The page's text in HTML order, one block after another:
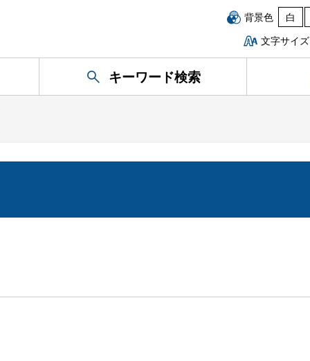
背景色 白
文字サイズ
キーワード検索